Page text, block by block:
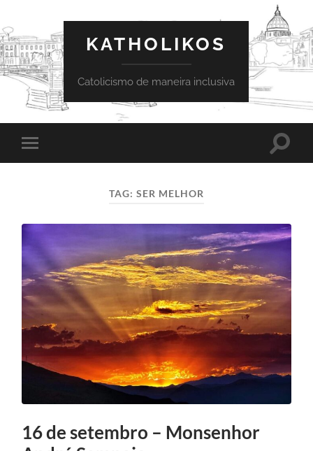
KATHOLIKOS
Catolicismo de maneira inclusiva
Toggle
mobile
Toggle
TAG: SER MELHOR
16 de setembro – Monsenhor